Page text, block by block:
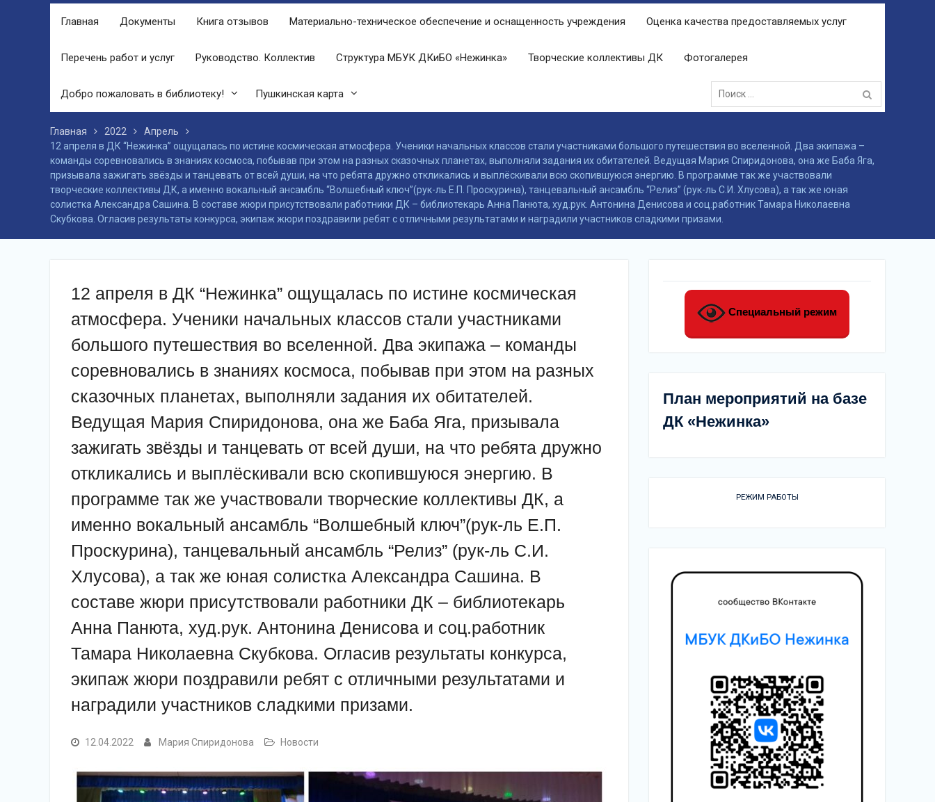
беспроигрышная лотерея и все кто
призы от спонсоров в виде упаковок
подсолнечного масла и муки.
Наша землячка стала финалисткой
Всероссийского конкурса
«Библиотекарь года – 2025»
Главная Документы Книга отзывов Материально-техническое обеспечение и оснащенность учреждения Оценка качества предоставляемых услуг
Перечень работ и услуг Руководство. Коллектив Структура МБУК ДКиБО «Нежинка» Творческие коллективы ДК Фотогалерея
Добро пожаловать в библиотеку! Пушкинская карта
Поиск:
Главная 2022
Апрель
12 апреля в ДК “Нежинка” ощущалась по истине космическая атмосфера. Ученики начальных классов стали участниками большого путешествия во вселенной. Два экипажа –
команды соревновались в знаниях космоса, побывав при этом на разных сказочных планетах, выполняли задания их обитателей. Ведущая Мария Спиридонова, она же Баба Яга,
призывала зажигать звёзды и танцевать от всей души, на что ребята дружно откликались и выплёскивали всю скопившуюся энергию. В программе так же участвовали
творческие коллективы ДК, а именно вокальный ансамбль “Волшебный ключ”(рук-ль Е.П. Проскурина), танцевальный ансамбль “Релиз” (рук-ль С.И. Хлусова), а так же юная
солистка Александра Сашина. В составе жюри присутствовали работники ДК – библиотекарь Анна Панюта, худ.рук. Антонина Денисова и соц.работник Тамара Николаевна
Скубкова. Огласив результаты конкурса, экипаж жюри поздравили ребят с отличными результатами и наградили участников сладкими призами.
12 апреля в ДК “Нежинка” ощущалась по истине космическая
атмосфера. Ученики начальных классов стали участниками
большого путешествия во вселенной. Два экипажа – команды
соревновались в знаниях космоса, побывав при этом на разных
сказочных планетах, выполняли задания их обитателей.
Ведущая Мария Спиридонова, она же Баба Яга, призывала
зажигать звёзды и танцевать от всей души, на что ребята дружно
откликались и выплёскивали всю скопившуюся энергию. В
программе так же участвовали творческие коллективы ДК, а
именно вокальный ансамбль “Волшебный ключ”(рук-ль Е.П.
Проскурина), танцевальный ансамбль “Релиз” (рук-ль С.И.
Хлусова), а так же юная солистка Александра Сашина. В
составе жюри присутствовали работники ДК – библиотекарь
Анна Панюта, худ.рук. Антонина Денисова и соц.работник
Тамара Николаевна Скубкова. Огласив результаты конкурса,
экипаж жюри поздравили ребят с отличными результатами и
наградили участников сладкими призами.
12.04.2022 Мария Спиридонова Новости
Специальный режим
План мероприятий на базе
ДК «Нежинка»
РЕЖИМ РАБОТЫ